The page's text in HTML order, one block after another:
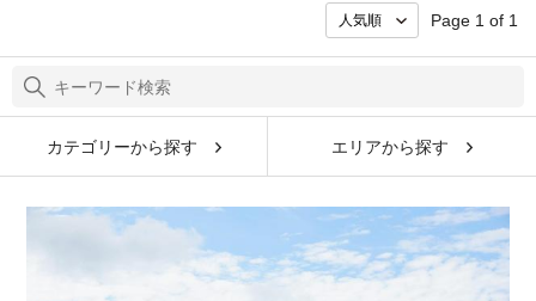
Page 1 of 1
カテゴリーから探す エリアから探す